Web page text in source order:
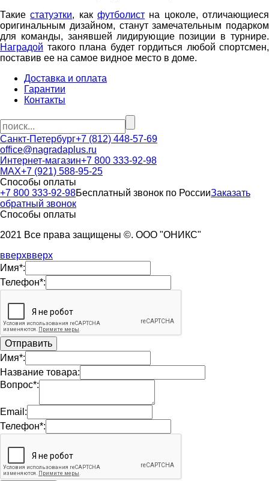
Такиестатуэтки, какфутболист на цоколе, отличающиеся
оригинальным дизайном, станут замечательным подарком
для команды, занявшей лидирующие позиции в турнире.
Наградой такого плана будет гордиться любой спортсмен,
поставив ее на самое видное место в доме.
Доставка и оплата
Гарантии
Контакты
Санкт-Петербург+7 (812) 448-57-69
office@nagradaplus.ru
Интернет-магазин+7 800 333-92-98
MAX+7 (921) 588-95-25
Способы оплаты
+7 800 333-92-98Бесплатный звонок по РоссииЗаказать
обратный звонок
Способы оплаты
2021 Все права защищены ©. ООО "ОНИКС"
вверхвверх
Имя*:
Телефон*:
Имя*:
Название товара:
Вопрос*:
Email:
Телефон*: